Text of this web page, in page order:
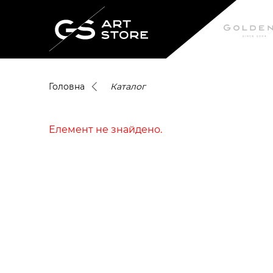
Головна Каталог
Елемент не знайдено.